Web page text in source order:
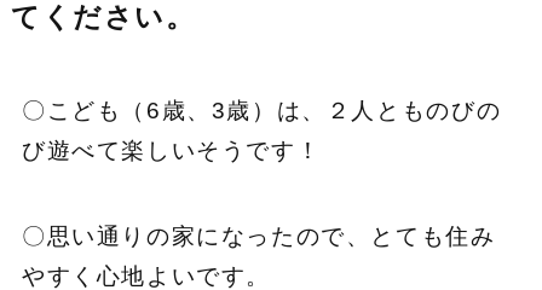
てください。
〇こども（6歳、3歳）は、２人とものびの
び遊べて楽しいそうです！
〇思い通りの家になったので、とても住み
やすく心地よいです。